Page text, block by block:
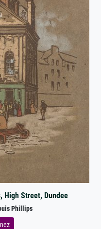
High Street, Dundee
Phillips